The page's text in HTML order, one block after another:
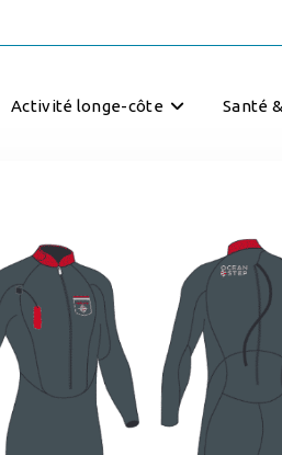
Activité longe-côte Santé